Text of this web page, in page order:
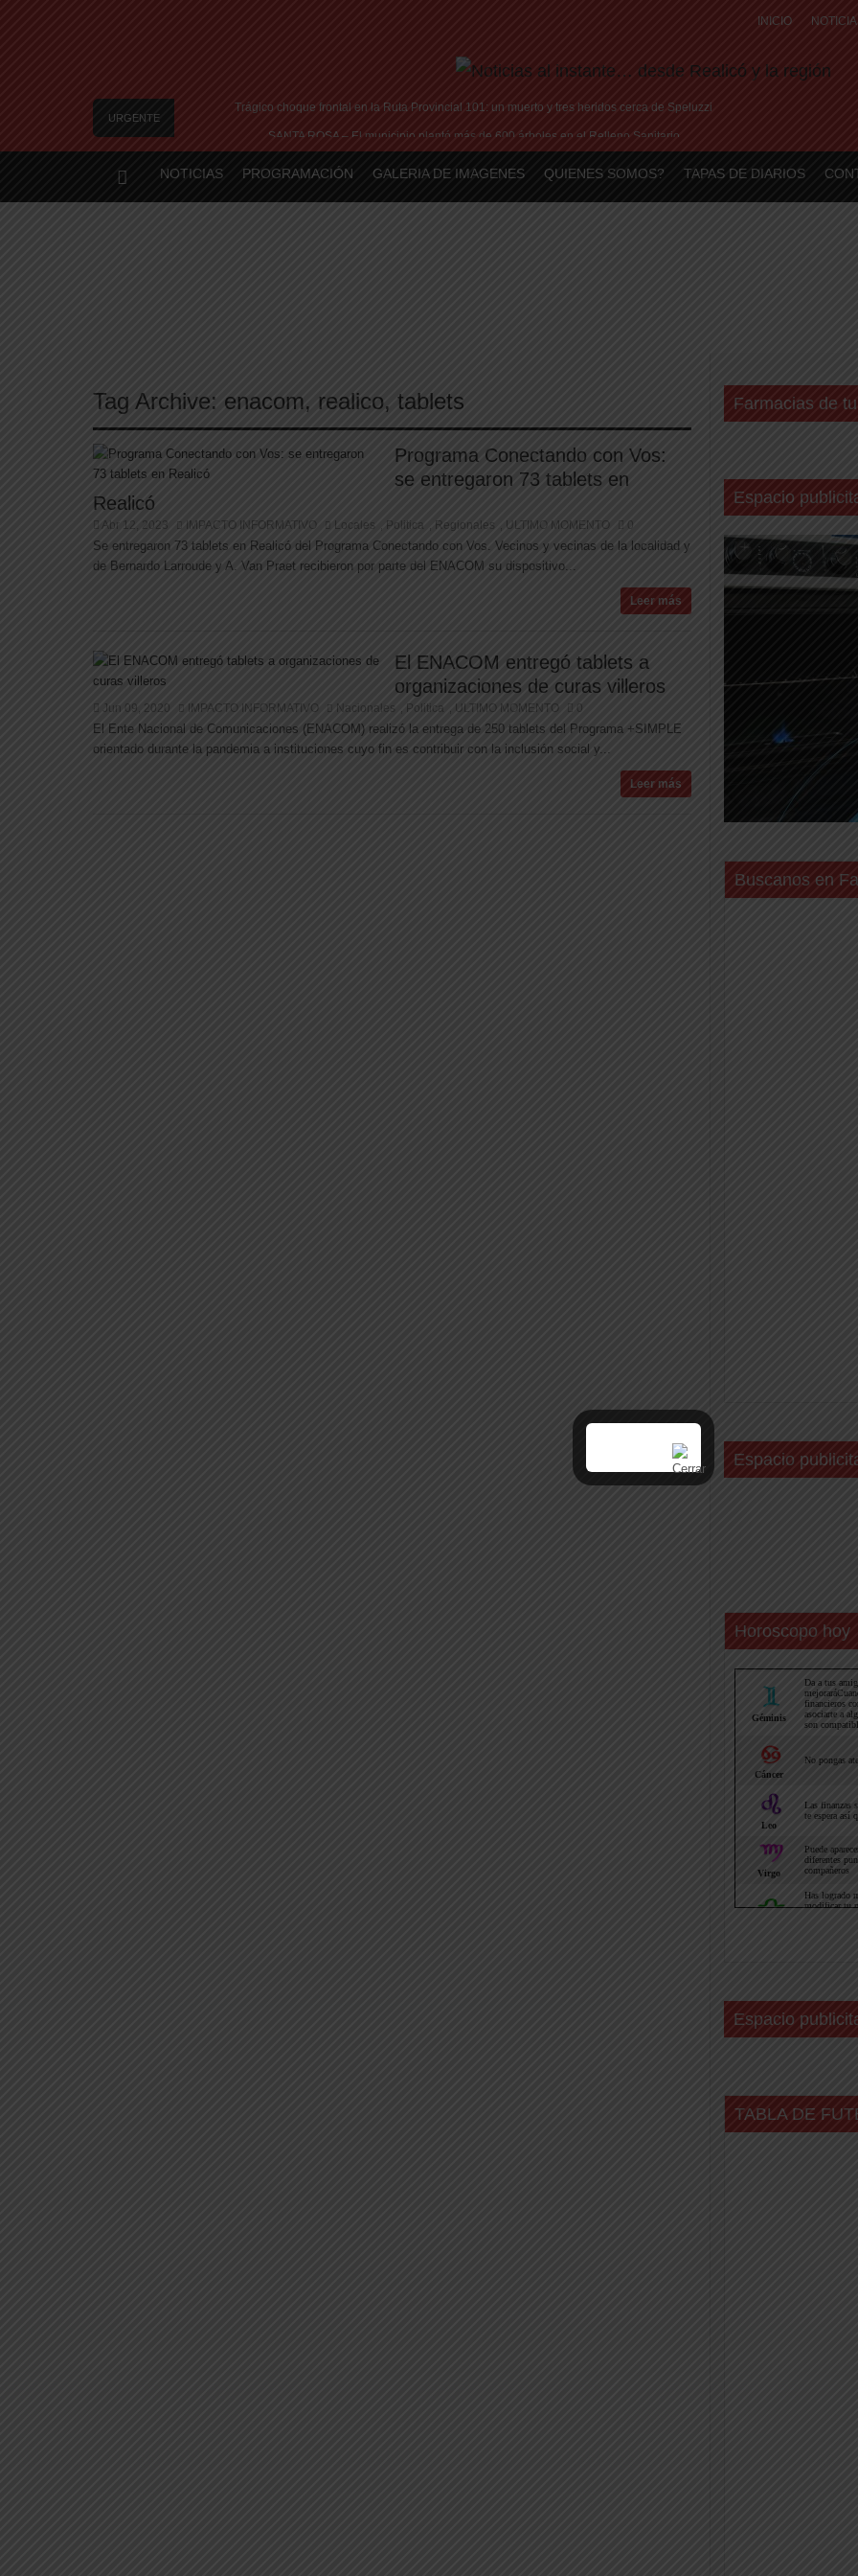
INICIO
URGENTE
Trágico choque frontal en la Ruta Provincial 101: un muerto y tres heridos cerca de Speluzzi
SANTA ROSA – El municipio plantó más de 600 árboles en el Relleno Sanitario
Vecinos de Realicó se manifestaron en la plaza central en contra de la «Ley de Tierras»
NOTICIAS PROGRAMACIÓN GALERIA DE IMAGENES QUIENES SOMOS? TAPAS DE DIARIOS
Tag Archive: enacom, realico, tablets
Programa Conectando con Vos:
se entregaron 73 tablets en
Realicó
Abr 12, 2023 IMPACTO INFORMATIVO Locales Politica Regionales ULTIMO MOMENTO 0
Se entregaron 73 tablets en Realicó del Programa Conectando con Vos. Vecinos y vecinas de la localidad y
de Bernardo Larroude y A. Van Praet recibieron por parte del ENACOM su dispositivo...
Leer más
El ENACOM entregó tablets a
organizaciones de curas villeros
Jun 09, 2020 IMPACTO INFORMATIVO Nacionales Politica ULTIMO MOMENTO 0
El Ente Nacional de Comunicaciones (ENACOM) realizó la entrega de 250 tablets del Programa +SIMPLE
orientado durante la pandemia a instituciones cuyo fin es contribuir con la inclusión social y...
Leer más
Farmacias de
Espacio
Buscanos en
Espacio
Horoscopo hoy
Espacio
TABLA DE